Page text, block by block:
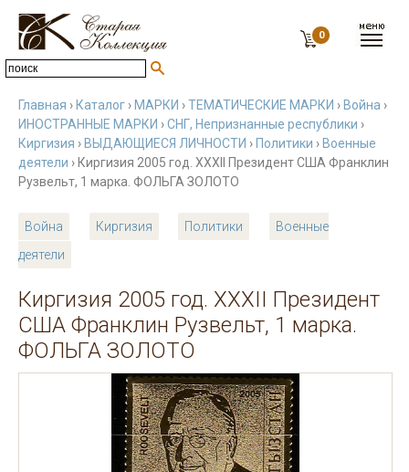
0
Главная › Каталог › МАРКИ ›ТЕМАТИЧЕСКИЕ МАРКИ › Война ›
ИНОСТРАННЫЕ МАРКИ ›СНГ, Непризнанные республики ›
Киргизия › ВЫДАЮЩИЕСЯ ЛИЧНОСТИ › Политики › Военные
деятели › Киргизия 2005 год. XXXII Президент США Франклин
Рузвельт, 1 марка. ФОЛЬГА ЗОЛОТО
Война Киргизия Политики
Военные
деятели
Киргизия 2005 год. XXXII Президент
США Франклин Рузвельт, 1 марка.
ФОЛЬГА ЗОЛОТО